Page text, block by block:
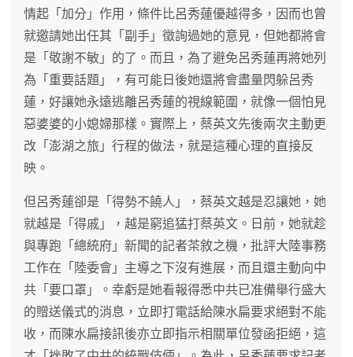
情起「加分」作用，條件比呂秀蓮優越得多，因而也曾
就邀請她出任其「副手」徵詢過她的意見，但她都將會
是「敬謝不敏」的了。而且，為了避免呂秀蓮再將她列
為「重要話題」，有可能日後她還將會盡量閃躲呂秀
蓮，好讓她永遠逃離呂秀蓮的視線範圍，就像一個怕見
惡婆婆的小媳婦那樣。實際上，蔡英文先後兩次主動更
改「澎湖之旅」行程的做法，就是這種心理的直接反
映。
但呂秀蓮卻是「得勢不饒人」，蔡英文越是忍讓她，她
就越是「得戚」，越是窮追猛打蔡英文。日前，她就趁
與專跑「總統府」新聞的記者茶敘之機，批評大陸事務
工作在「陸委會」主導之下沒有進展，而且還主動向中
共「要口罩」。幸虧是她看報得悉中共已准備舉行盛大
的贈送儀式的消息，立即打電話給陳水扁要求絕對不能
收，而陳水扁接訊後亦立即指示相關單位發函拒絕，這